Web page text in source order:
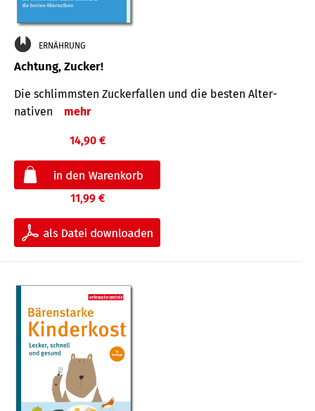
ERNÄHRUNG
Achtung, Zucker!
Die schlimmsten Zucker­fallen und die besten Alter­
nativen
mehr
14,90 €
11,99 €